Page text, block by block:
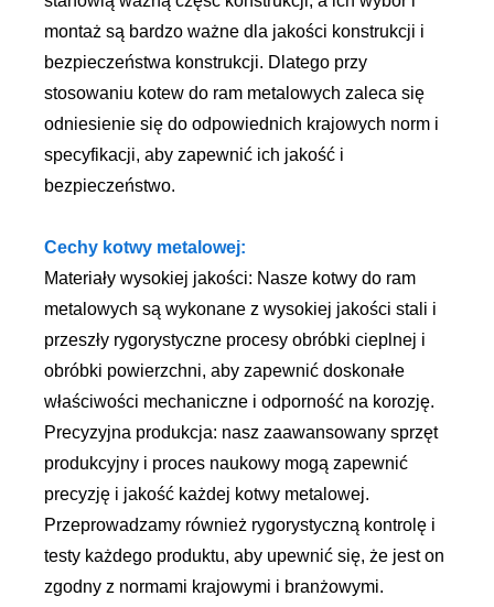
montaż są bardzo ważne dla jakości konstrukcji i
bezpieczeństwa konstrukcji. Dlatego przy
stosowaniu kotew do ram metalowych zaleca się
odniesienie się do odpowiednich krajowych norm i
specyfikacji, aby zapewnić ich jakość i
bezpieczeństwo.
Cechy kotwy metalowej:
Materiały wysokiej jakości: Nasze kotwy do ram
metalowych są wykonane z wysokiej jakości stali i
przeszły rygorystyczne procesy obróbki cieplnej i
obróbki powierzchni, aby zapewnić doskonałe
właściwości mechaniczne i odporność na korozję.
Precyzyjna produkcja: nasz zaawansowany sprzęt
produkcyjny i proces naukowy mogą zapewnić
precyzję i jakość każdej kotwy metalowej.
Przeprowadzamy również rygorystyczną kontrolę i
testy każdego produktu, aby upewnić się, że jest on
zgodny z normami krajowymi i branżowymi.